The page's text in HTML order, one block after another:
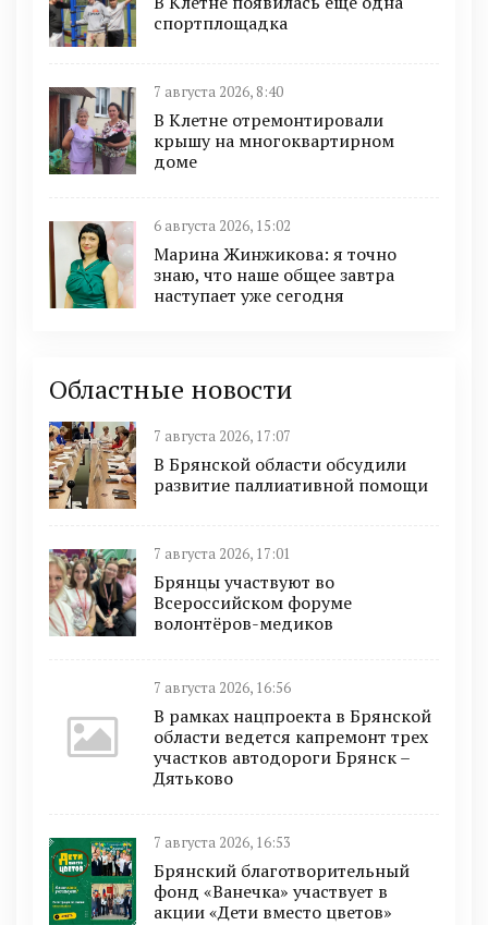
спортплощадка
7 августа 2026, 8:40
В Клетне отремонтировали
крышу на многоквартирном
доме
6 августа 2026, 15:02
Марина Жинжикова: я точно
знаю, что наше общее завтра
наступает уже сегодня
Областные новости
7 августа 2026, 17:07
В Брянской области обсудили
развитие паллиативной помощи
7 августа 2026, 17:01
Брянцы участвуют во
Всероссийском форуме
волонтёров-медиков
7 августа 2026, 16:56
В рамках нацпроекта в Брянской
области ведется капремонт трех
участков автодороги Брянск –
Дятьково
7 августа 2026, 16:53
Брянский благотворительный
фонд «Ванечка» участвует в
акции «Дети вместо цветов»